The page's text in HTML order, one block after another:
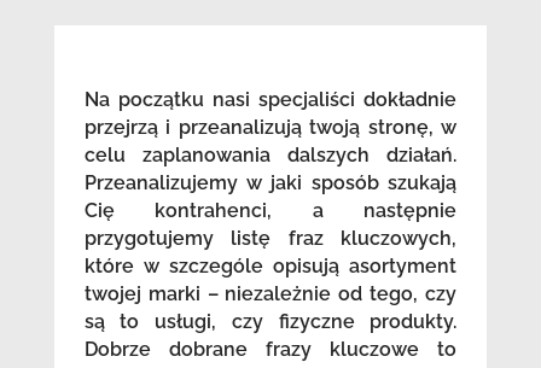
Na początku nasi specjaliści dokładnie
przejrzą i przeanalizują twoją stronę, w
celu zaplanowania dalszych działań.
Przeanalizujemy w jaki sposób szukają
Cię kontrahenci, a następnie
przygotujemy listę fraz kluczowych,
które w szczególe opisują asortyment
twojej marki – niezależnie od tego, czy
są to usługi, czy fizyczne produkty.
Dobrze dobrane frazy kluczowe to